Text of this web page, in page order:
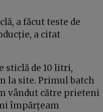
a făcut teste de
a citat
sticlă de 10 litri,
la site. Primul batch
vândut către prieteni
împărțeam